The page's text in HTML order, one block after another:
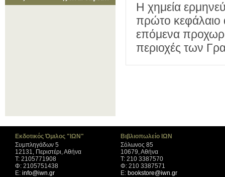
Η χημεία
πρώτο κεφάλαιο
επόμενα
περιοχές των
Εκδοτικός Όμιλος "ΙΩΝ"
Συμπληγάδων 5
12131, Περιστέρι, Αθήνα
Τ: 2105771908
Φ: 2105751438
Ε: info@iwn.gr
Βιβλιοπωλείο ΙΩΝ
Σόλωνος 85
10679, Αθήνα
Τ: 210 3387570
Φ: 210 3387571
Ε: bookstore@iwn.gr